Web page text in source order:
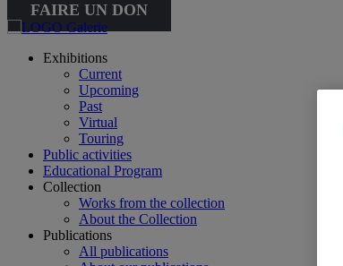
FAIRE UN DON
Exhibitions
Current
Upcoming
Past
Virtual
Touring
Public activities
Educational Program
Collection
Works from the collection
About the Collection
Publications
All publications